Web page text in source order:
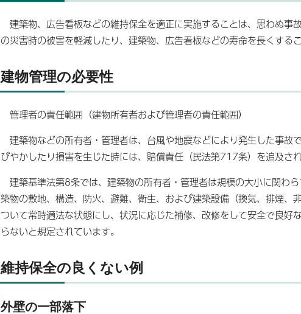
建築物、広告看板などの維持保全を適正に実施することは、思わぬ事
の災害時の被害を軽減したり、建築物、広告看板などの寿命を長くする
建物管理の必要性
管理者の責任範囲（建物所有者および管理者の責任範囲）
建築物などの所有者・管理者は、台風や地震などにより発生した事故
びやかしたり損害を生じた時には、賠償責任（民法第717条）を追及され
建築基準法第8条では、建築物の所有者・管理者は規模の大小に関わ
築物の敷地、構造、防火、避難、衛生、および建築設備（換気、排煙、
ついて常時適法な状態にし、状況に応じた補修、改修をして安全で良好
らないと規定されています。
維持保全の良くない例
外壁の一部落下